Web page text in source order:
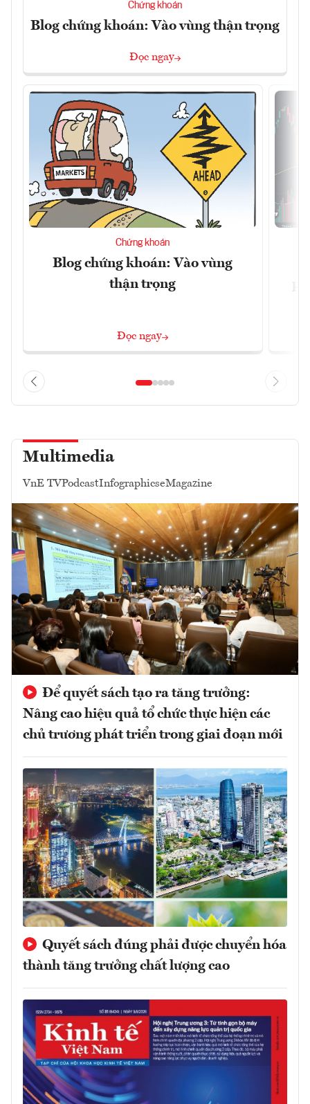
Chứng khoán
Blog chứng khoán: Vào vùng thận trọng
Đọc ngay
Chứng khoán
Blog chứng khoán: Vào vùng
thận trọng
Đọc ngay
Multimedia
VnE TVPodcastInfographicseMagazine
Để quyết sách tạo ra tăng trưởng:
Nâng cao hiệu quả tổ chức thực hiện các
chủ trương phát triển trong giai đoạn mới
Quyết sách đúng phải được chuyển hóa
thành tăng trưởng chất lượng cao